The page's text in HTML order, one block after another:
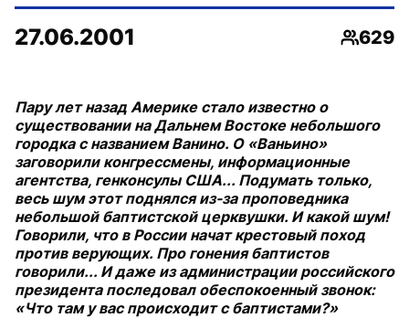
27.06.2001
629
Пару лет назад Америке стало известно о
существовании на Дальнем Востоке небольшого
городка с названием Ванино. О «Ваньино»
заговорили конгрессмены, информационные
агентства, генконсулы США... Подумать только,
весь шум этот поднялся из-за проповедника
небольшой баптистской церквушки. И какой шум!
Говорили, что в России начат крестовый поход
против верующих. Про гонения баптистов
говорили... И даже из администрации российского
президента последовал обеспокоенный звонок:
«Что там у вас происходит с баптистами?»